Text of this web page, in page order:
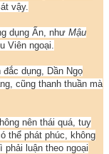
vậy.
dụng Ấn, như Mậu
Viên ngoại.
dụng, Dần Ngọ
cũng thanh thuần mà
nên thái quá, tuy
thể phát phúc, không
phải luận theo ngoại